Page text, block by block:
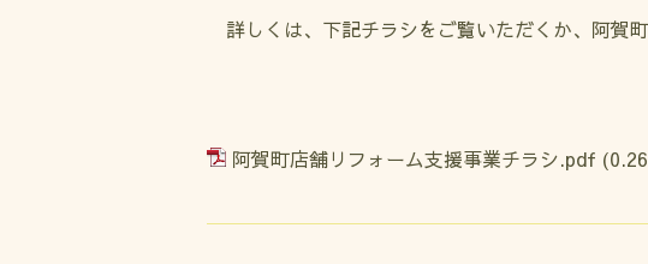
詳しくは、下記チラシをご覧いただくか、阿賀
阿賀町店舗リフォーム支援事業チラシ.pdf